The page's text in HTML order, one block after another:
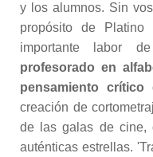
y los alumnos. Sin
propósito de Platino
importante labor
profesorado en
pensamiento crítico
creación de
de las galas de cine,
auténticas estrellas.